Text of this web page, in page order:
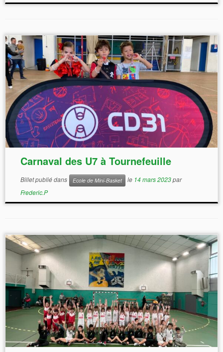
Carnaval des U7 à Tournefeuille
Billet publié dans Ecole de Mini-Basket le 14 mars 2023par
Frederic.P